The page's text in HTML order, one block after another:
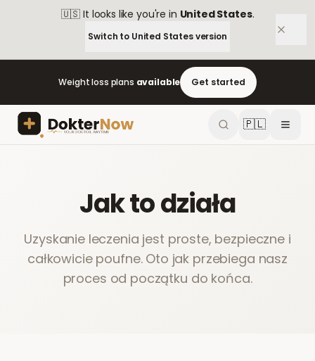
🇺🇸 It looks like you're in United States.
Switch to United Statesversion
Weight loss plans available Get started
🇵🇱
Jak to działa
Uzyskanie leczenia jest proste, bezpieczne i
całkowicie poufne. Oto jak przebiega nasz
proces od początku do końca.